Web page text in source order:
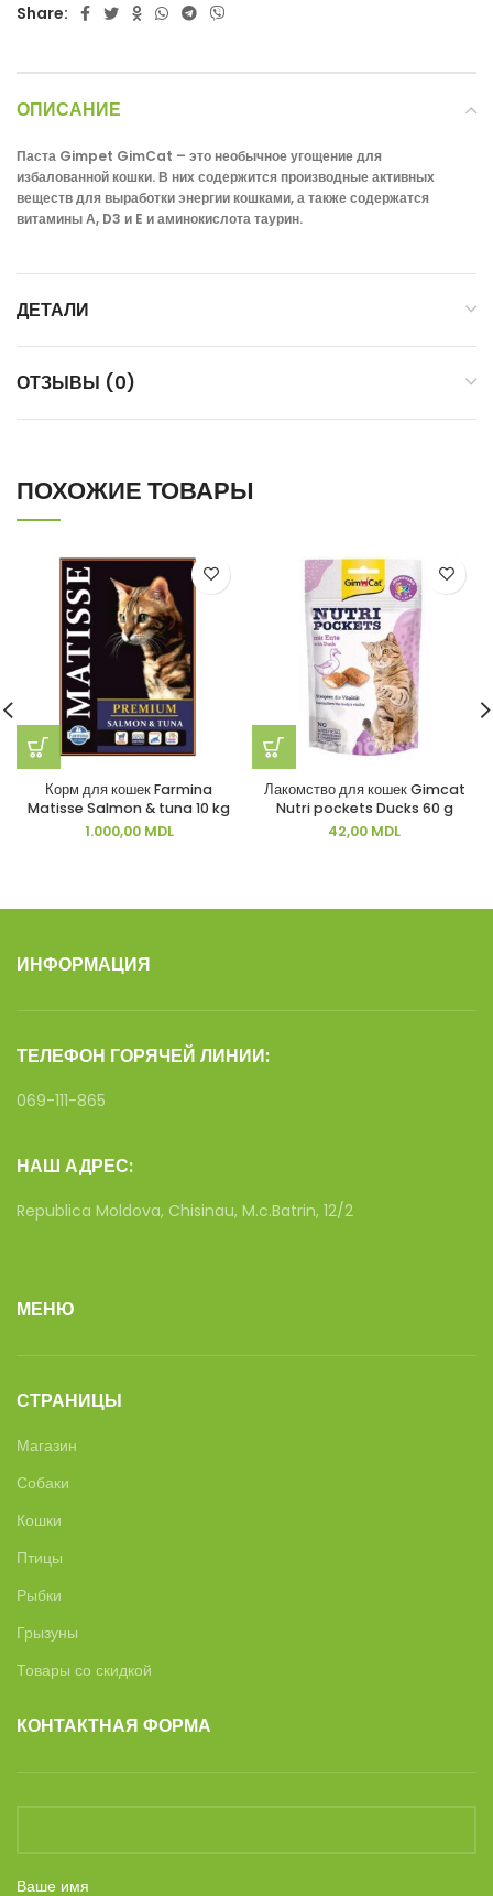
Share:
ОПИСАНИЕ
Паста Gimpet GimCat – это необычное угощение для
избалованной кошки. В них содержится производные активных
веществ для выработки энергии кошками, а также содержатся
витамины А, D3 и E и аминокислота таурин.
ДЕТАЛИ
ОТЗЫВЫ (0)
ПОХОЖИЕ ТОВАРЫ
Корм для кошек Farmina
Matisse Salmon & tuna 10 kg
1.000,00 MDL
Лакомство для кошек Gimcat
Nutri pockets Ducks 60 g
42,00 MDL
ИНФОРМАЦИЯ
ТЕЛЕФОН ГОРЯЧЕЙ ЛИНИИ:
069-111-865
НАШ АДРЕС:
Republica Moldova, Chisinau, M.c.Batrin, 12/2
МЕНЮ
СТРАНИЦЫ
Магазин
Собаки
Кошки
Птицы
Рыбки
Грызуны
Товары со скидкой
КОНТАКТНАЯ ФОРМА
Ваше имя